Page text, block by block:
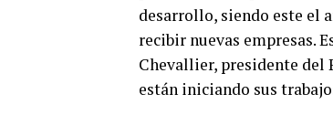
desarrollo, siendo este el
recibir nuevas empresas.
Chevallier, presidente del
están iniciando sus